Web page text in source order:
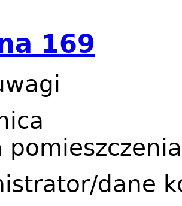
169
pomieszczenia
dane